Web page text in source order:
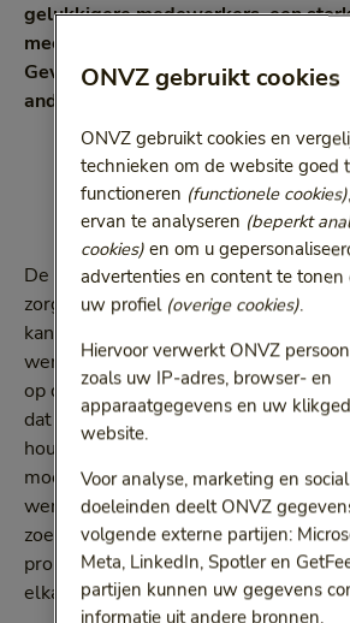
gelukkigere medewerkers, een
meer flexibiliteit, duurzaamheid en
Gewoon prettiger werken, voor
anders dan we deden vóór corona.’
De manier waarop hybride werken
zorgt ervoor dat we binnenkort weer
kantoor zitten. Want bij veel
werken neer op oude wijn in nieuwe
op dezelfde manier samenwerken,
dat twee dagen vanuit huis. Dat is op
houdbaar, denkt Mireille. ‘Toen we
moesten werken door de pandemie
werkwijze één-op-één gekopieerd
zoeken we naar een soort vreemde
proberen de twee puzzelstukken,
elkaar te leggen.
ONVZ gebruikt cookies
ONVZ gebruikt cookies en
technieken om de website goed
functioneren (functionele cookies)
ervan te analyseren (beperkt
cookies)en om u
advertenties en content te tonen
uw profiel (overige cookies).
Hiervoor verwerkt ONVZ
zoals uw IP-adres, browser- en
apparaatgegevens en uw
website.
Voor analyse, marketing en
doeleinden deelt ONVZ
volgende externe partijen:
Meta, LinkedIn, Spotler en
partijen kunnen uw gegevens
informatie uit andere bronnen.